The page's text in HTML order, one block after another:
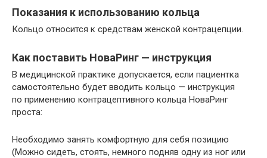
Показания к использованию кольца
Кольцо относится к средствам женской контрацепции.
Как поставить НоваРинг — инструкция
В медицинской практике допускается, если пациентка
самостоятельно будет вводить кольцо — инструкция
по применению контрацептивного кольца НоваРинг
проста:
Необходимо занять комфортную для себя позицию
(Можно сидеть, стоять, немного подняв одну из ног или